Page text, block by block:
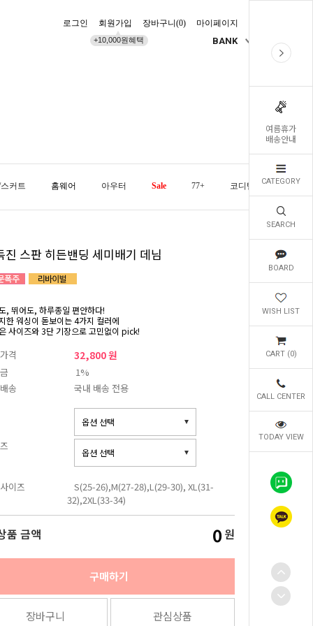
여름휴가
배송안내
CATEGORY
SEARCH
BOARD
WISH LIST
CART (0)
CALL CENTER
TODAY VIEW
로그인 회원가입
+10,000원혜택
장바구니(0) 마이페이지
BANK
커트 홈웨어 아우터 Sale 77+ 코디템 오늘발송
진 스판 히든밴딩 세미배기 데님
, 뛰어도, 하루종일 편안하다!
한 워싱이 돋보이는 4가지 컬러에
사이즈와 3단 기장으로 고민없이 pick!
격 32,800 원
1%
송
국내 배송 전용
이즈
S(25-26),M(27-28),L(29-30), XL(31-
32),2XL(33-34)
품 금액 0 원
구매하기
장바구니 관심상품